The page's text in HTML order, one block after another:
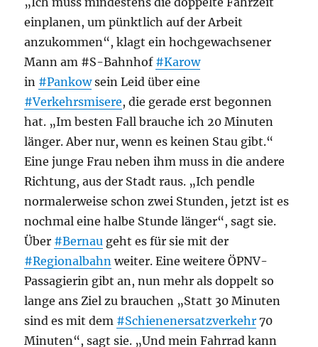
einplanen, um pünktlich auf der Arbeit
anzukommen“, klagt ein hochgewachsener
Mann am #S-Bahnhof #Karow
in #Pankowsein Leid über eine
#Verkehrsmisere, die gerade erst begonnen
hat. „Im besten Fall brauche ich 20 Minuten
länger. Aber nur, wenn es keinen Stau gibt.“
Eine junge Frau neben ihm muss in die andere
Richtung, aus der Stadt raus. „Ich pendle
normalerweise schon zwei Stunden, jetzt ist es
nochmal eine halbe Stunde länger“, sagt sie.
Über #Bernau geht es für sie mit der
#Regionalbahn weiter. Eine weitere ÖPNV-
Passagierin gibt an, nun mehr als doppelt so
lange ans Ziel zu brauchen „Statt 30 Minuten
sind es mit dem #Schienenersatzverkehr 70
Minuten“, sagt sie. „Und mein Fahrrad kann